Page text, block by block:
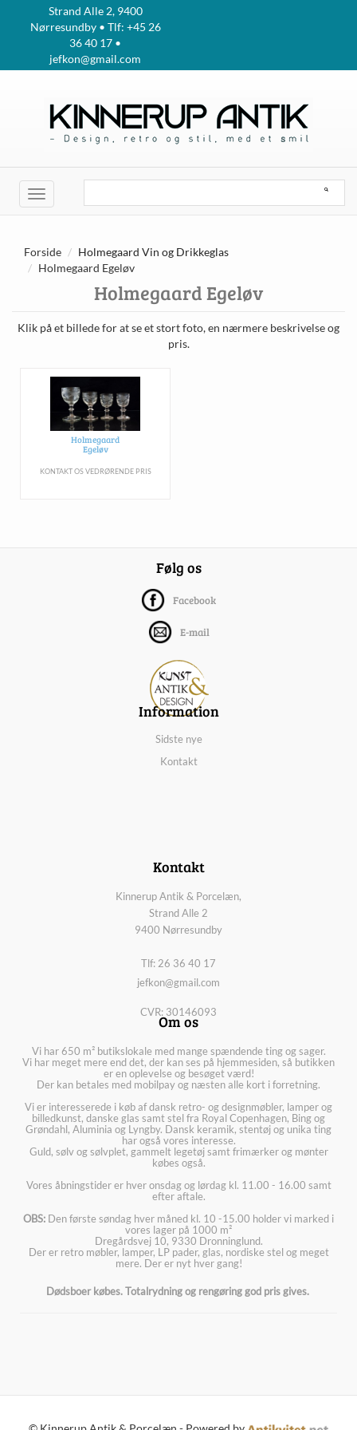
Strand Alle 2, 9400
Nørresundby • Tlf: +45 26
36 40 17 •
jefkon@gmail.com
Toggle
navigation
Forside
Holmegaard Vin og Drikkeglas
Holmegaard Egeløv
Holmegaard Egeløv
Klik på et billede for at se et stort foto, en nærmere beskrivelse og
pris.
Holmegaard
Egeløv
KONTAKT OS VEDRØRENDE PRIS
Følg os
Facebook
E-mail
Information
Sidste nye
Kontakt
Kontakt
Kinnerup Antik & Porcelæn,
Strand Alle 2
9400 Nørresundby
Tlf: 26 36 40 17
jefkon@gmail.com
CVR: 30146093
Om os
Vi har 650 m² butikslokale med mange spændende ting og sager.
Vi har meget mere end det, der kan ses på hjemmesiden, så butikken
er en oplevelse og besøget værd!
Der kan betales med mobilpay og næsten alle kort i forretning.
Vi er interesserede i køb af dansk retro- og designmøbler, lamper og
billedkunst, danske glas samt stel fra Royal Copenhagen, Bing og
Grøndahl, Aluminia og Lyngby. Dansk keramik, stentøj og unika ting
har også vores interesse.
Guld, sølv og sølvplet, gammelt legetøj samt frimærker og mønter
købes også.
Vores åbningstider er hver onsdag og lørdag kl. 11.00 - 16.00 samt
efter aftale.
OBS: Den første søndag hver måned kl. 10 -15.00 holder vi marked i
vores lager på 1000 m²
Dregårdsvej 10, 9330 Dronninglund.
Der er retro møbler, lamper, LP pader, glas, nordiske stel og meget
mere. Der er nyt hver gang!
Dødsboer købes. Totalrydning og rengøring god pris gives.